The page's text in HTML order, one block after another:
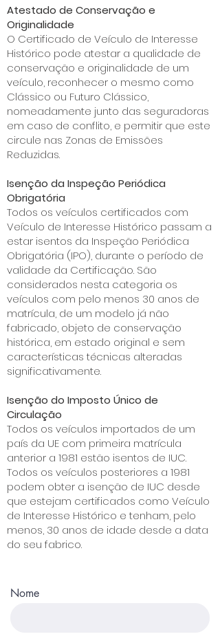
Atestado de Conservação e
Originalidade
O Certificado de Veículo de Interesse
Histórico pode atestar a qualidade de
conservação e originalidade de um
veículo, reconhecer o mesmo como
Clássico ou Futuro Clássico,
nomeadamente junto das seguradoras
em caso de conflito, e permitir que este
circule nas Zonas de Emissões
Reduzidas.
Isenção da Inspeção Periódica
Obrigatória
Todos os veículos certificados com
Veículo de Interesse Histórico passam a
estar isentos da Inspeção Periódica
Obrigatória (IPO), durante o período de
validade da Certificação. São
considerados nesta categoria os
veículos com pelo menos 30 anos de
matrícula, de um modelo já não
fabricado, objeto de conservação
histórica, em estado original e sem
características técnicas alteradas
significativamente.
Isenção do Imposto Único de
Circulação
Todos os veículos importados de um
país da UE com primeira matrícula
anterior a 1981 estão isentos de IUC.
Todos os veículos posteriores a 1981
podem obter a isenção de IUC desde
que estejam certificados como Veículo
de Interesse Histórico e tenham, pelo
menos, 30 anos de idade desde a data
do seu fabrico.
Nome